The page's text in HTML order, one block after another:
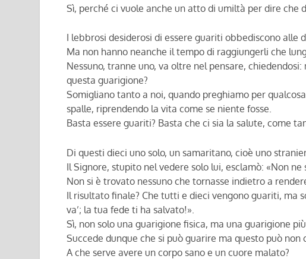
Sì, perché ci vuole anche un atto di umiltà per dire che
I lebbrosi desiderosi di essere guariti obbediscono alle
Ma non hanno neanche il tempo di raggiungerli che
Nessuno, tranne uno, va oltre nel pensare,
questa guarigione?
Somigliano tanto a noi, quando preghiamo per
spalle, riprendendo la vita come se niente fosse.
Basta essere guariti? Basta che ci sia la salute, come
Di questi dieci uno solo, un samaritano, cioè uno
Il Signore, stupito nel vedere solo lui, esclamò: «Non
Non si è trovato nessuno che tornasse indietro a
Il risultato finale? Che tutti e dieci vengono guariti, ma
va’; la tua fede ti ha salvato!».
Sì, non solo una guarigione fisica, ma una guarigione
Succede dunque che si può guarire ma questo può non
A che serve avere un corpo sano e un cuore malato?